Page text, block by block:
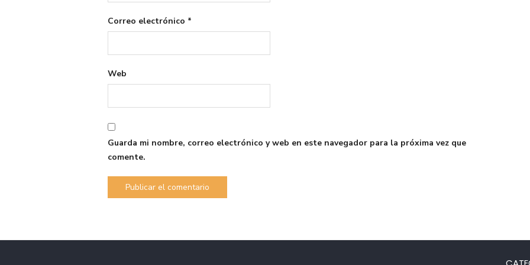
Correo electrónico *
Web
Guarda mi nombre, correo electrónico y web en este navegador para la próxima vez que
comente.